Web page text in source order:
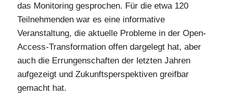
das Monitoring gesprochen. Für die etwa 120
Teilnehmenden war es eine informative
Veranstaltung, die aktuelle Probleme in der Open-
Access-Transformation offen dargelegt hat, aber
auch die Errungenschaften der letzten Jahren
aufgezeigt und Zukunftsperspektiven greifbar
gemacht hat.